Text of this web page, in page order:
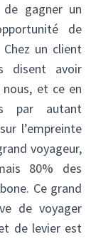
gagner un
de
un client
disent avoir
nous, et ce en
par autant
l’empreinte
voyageur,
80% des
Ce grand
de voyager
de levier est